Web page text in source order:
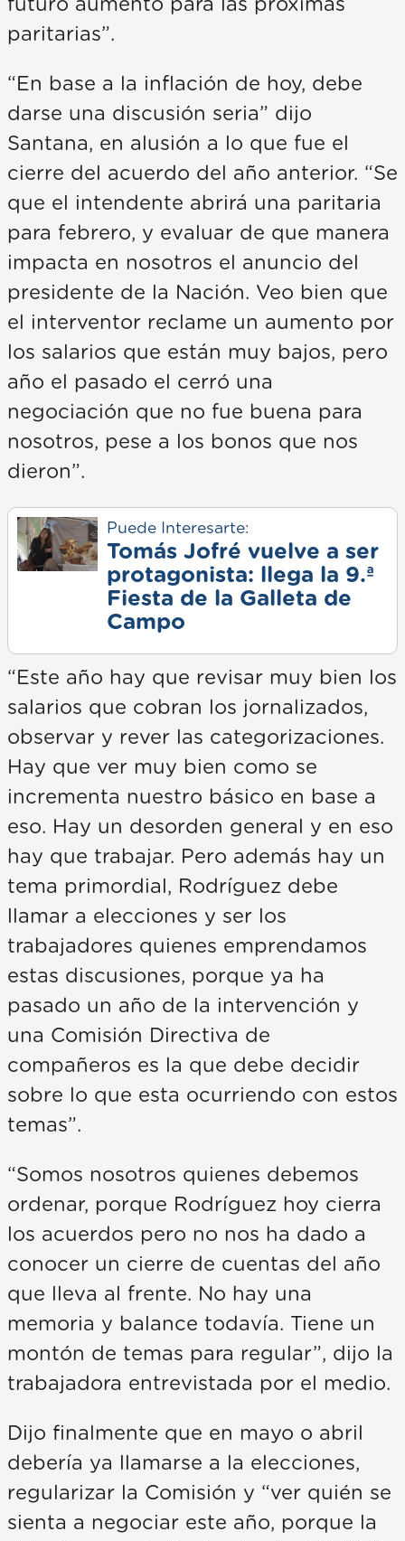
futuro aumento para las próximas
paritarias”.
“En base a la inflación de hoy, debe
darse una discusión seria” dijo
Santana, en alusión a lo que fue el
cierre del acuerdo del año anterior. “Se
que el intendente abrirá una paritaria
para febrero, y evaluar de que manera
impacta en nosotros el anuncio del
presidente de la Nación. Veo bien que
el interventor reclame un aumento por
los salarios que están muy bajos, pero
año el pasado el cerró una
negociación que no fue buena para
nosotros, pese a los bonos que nos
dieron”.
Puede Interesarte:
Tomás Jofré vuelve a ser
protagonista: llega la 9.ª
Fiesta de la Galleta de
Campo
“Este año hay que revisar muy bien los
salarios que cobran los jornalizados,
observar y rever las categorizaciones.
Hay que ver muy bien como se
incrementa nuestro básico en base a
eso. Hay un desorden general y en eso
hay que trabajar. Pero además hay un
tema primordial, Rodríguez debe
llamar a elecciones y ser los
trabajadores quienes emprendamos
estas discusiones, porque ya ha
pasado un año de la intervención y
una Comisión Directiva de
compañeros es la que debe decidir
sobre lo que esta ocurriendo con estos
temas”.
“Somos nosotros quienes debemos
ordenar, porque Rodríguez hoy cierra
los acuerdos pero no nos ha dado a
conocer un cierre de cuentas del año
que lleva al frente. No hay una
memoria y balance todavía. Tiene un
montón de temas para regular”, dijo la
trabajadora entrevistada por el medio.
Dijo finalmente que en mayo o abril
debería ya llamarse a la elecciones,
regularizar la Comisión y “ver quién se
sienta a negociar este año, porque la